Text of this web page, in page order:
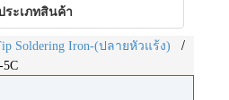
ระเภทสินค้า
Soldering Iron-(ปลายหัวแร้ง) /
5C